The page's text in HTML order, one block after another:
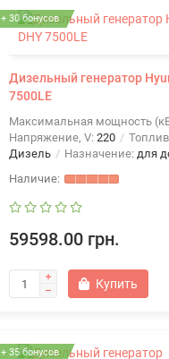
+ 30 бонусов
Дизельный генератор
7500LE
Максимальная мощность
Напряжение, V: 220
Дизель
Назначение: для
59598.00 грн.
Купить
+ 35 бонусов